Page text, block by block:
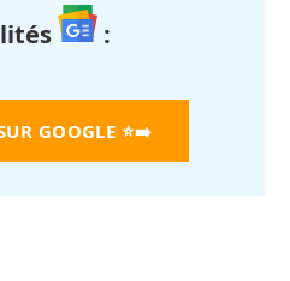
:
GOOGLE ⭐➡️